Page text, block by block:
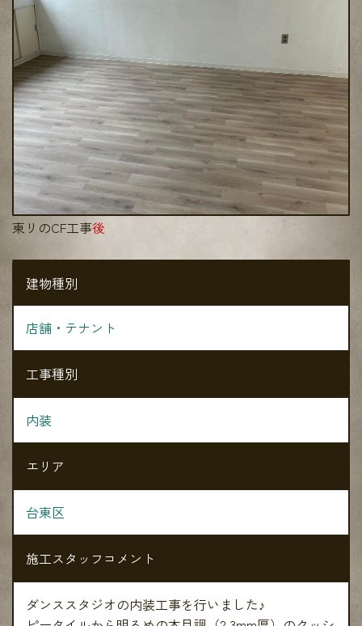
東リのCF工事後
建物種別
店舗・テナント
工事種別
内装
エリア
台東区
施工スタッフコメント
ダンススタジオの内装工事を行いました♪